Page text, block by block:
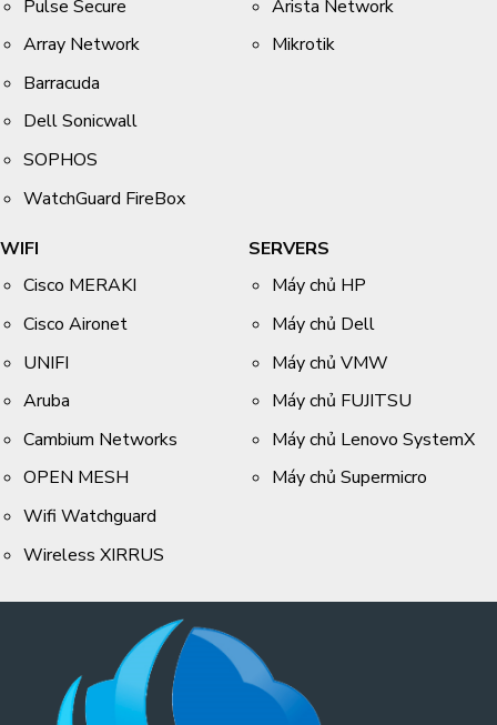
Pulse Secure
Array Network
Barracuda
Dell Sonicwall
SOPHOS
WatchGuard FireBox
Arista Network
Mikrotik
WIFI
Cisco MERAKI
Cisco Aironet
UNIFI
Aruba
Cambium Networks
OPEN MESH
Wifi Watchguard
Wireless XIRRUS
SERVERS
Máy chủ HP
Máy chủ Dell
Máy chủ VMW
Máy chủ FUJITSU
Máy chủ Lenovo SystemX
Máy chủ Supermicro